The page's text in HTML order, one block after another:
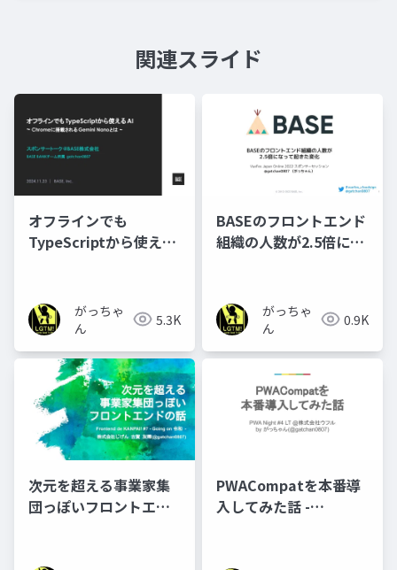
関連スライド
オフラインでも
TypeScriptから使える
~
がっちゃ
ん
5.3K
BASEのフロントエンド
組織の人数が2.5倍にな
がっちゃ
ん
0.9K
次元を超える事業家集
団っぽいフロントエン
PWACompatを本番導
入してみた話 -